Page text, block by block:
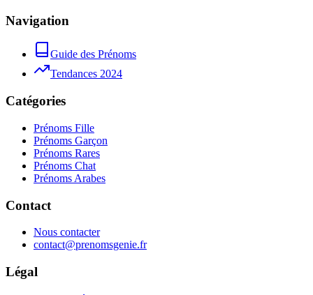
Navigation
Guide des Prénoms
Tendances 2024
Catégories
Prénoms Fille
Prénoms Garçon
Prénoms Rares
Prénoms Chat
Prénoms Arabes
Contact
Nous contacter
contact@prenomsgenie.fr
Légal